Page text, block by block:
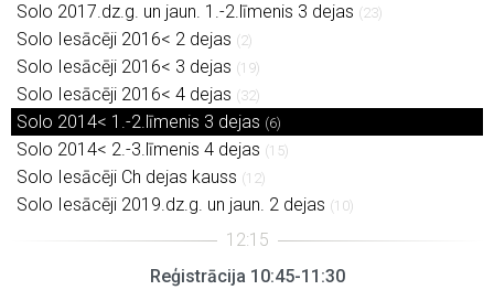
Solo 2017.dz.g. un jaun. 1.-2.līmenis 3 dejas (23)
Solo Iesācēji 2016< 2 dejas (2)
Solo Iesācēji 2016< 3 dejas (19)
Solo Iesācēji 2016< 4 dejas (32)
Solo 2014< 1.-2.līmenis 3 dejas (6)
Solo 2014< 2.-3.līmenis 4 dejas (15)
Solo Iesācēji Ch dejas kauss (12)
Solo Iesācēji 2019.dz.g. un jaun. 2 dejas (10)
Reģistrācija 10:45-11:30